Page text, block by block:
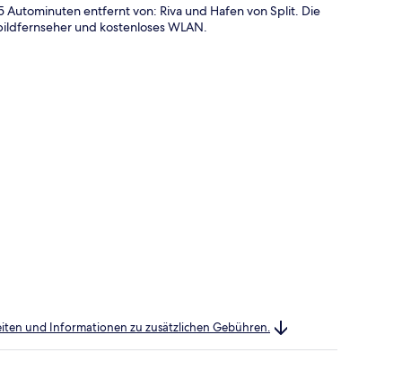
entfernt von: Riva und Hafen von Split. Die
und kostenloses WLAN.
und Informationen zu zusätzlichen Gebühren.